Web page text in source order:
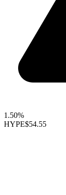
1.50%
HYPE$54.55